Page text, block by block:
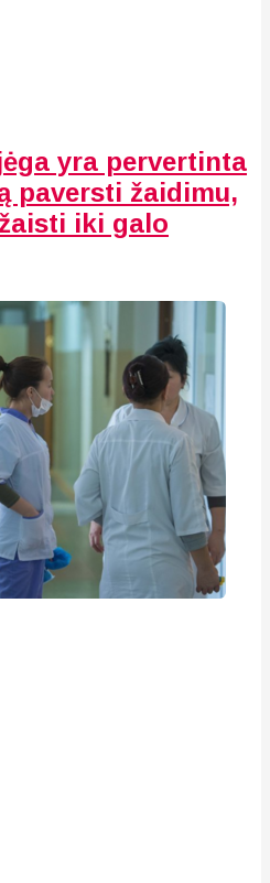
yra pervertinta
paversti žaidimu,
iki galo